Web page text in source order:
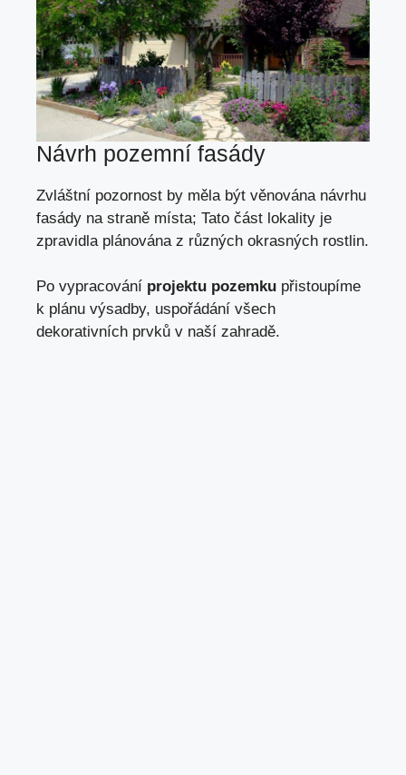
Návrh pozemní fasády
Zvláštní pozornost by měla být věnována návrhu
fasády na straně místa; Tato část lokality je
zpravidla plánována z různých okrasných rostlin.
Po vypracování projektu pozemku přistoupíme
k plánu výsadby, uspořádání všech
dekorativních prvků v naší zahradě.